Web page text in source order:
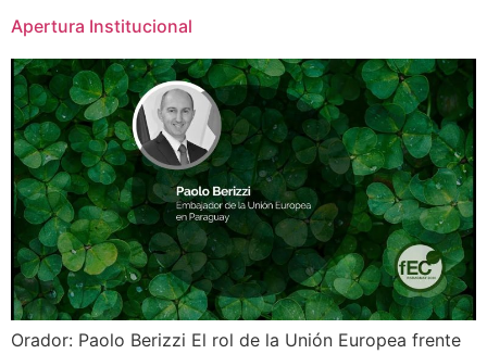
Apertura Institucional
Orador: Paolo Berizzi El rol de la Unión Europea frente